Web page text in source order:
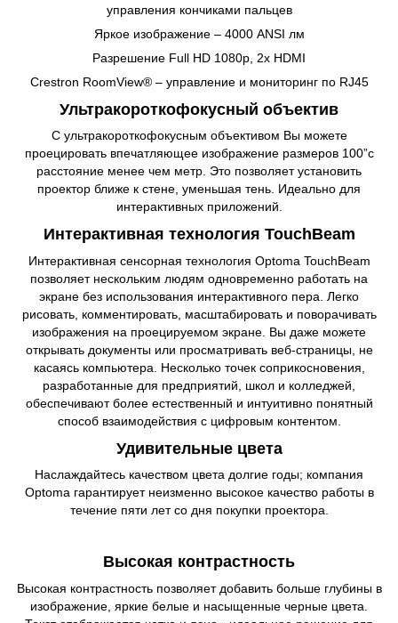
управления кончиками пальцев
Яркое изображение – 4000 ANSI лм
Разрешение Full HD 1080p, 2x HDMI
Crestron RoomView® – управление и мониторинг по RJ45
Ультракороткофокусный объектив
С ультракороткофокусным объективом Вы можете
проецировать впечатляющее изображение размеров 100”с
расстояние менее чем метр. Это позволяет установить
проектор ближе к стене, уменьшая тень. Идеально для
интерактивных приложений.
Интерактивная технология TouchBeam
Интерактивная сенсорная технология Optoma TouchBeam
позволяет нескольким людям одновременно работать на
экране без использования интерактивного пера. Легко
рисовать, комментировать, масштабировать и поворачивать
изображения на проецируемом экране. Вы даже можете
открывать документы или просматривать веб-страницы, не
касаясь компьютера. Несколько точек соприкосновения,
разработанные для предприятий, школ и колледжей,
обеспечивают более естественный и интуитивно понятный
способ взаимодействия с цифровым контентом.
Удивительные цвета
Наслаждайтесь качеством цвета долгие годы; компания
Optoma гарантирует неизменно высокое качество работы в
течение пяти лет со дня покупки проектора.
Высокая контрастность
Высокая контрастность позволяет добавить больше глубины в
изображение, яркие белые и насыщенные черные цвета.